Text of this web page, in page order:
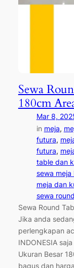
Sewa
180cm
Mar 8,
in meja,
futura,
futura,
table dan
sewa
meja dan
sewa
Sewa Round
Jika anda
perlengkapan
INDONESIA
Ukuran Besar
bagus dan